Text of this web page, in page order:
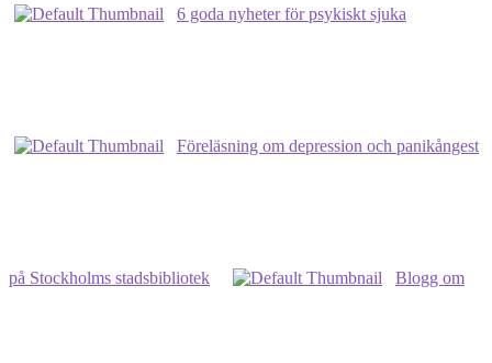
Health
6 goda nyheter för psykiskt sjuka
Föreläsning om depression och panikångest
på Stockholms stadsbibliotek Blogg om